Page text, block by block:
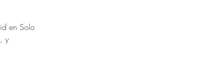
en Solo
y